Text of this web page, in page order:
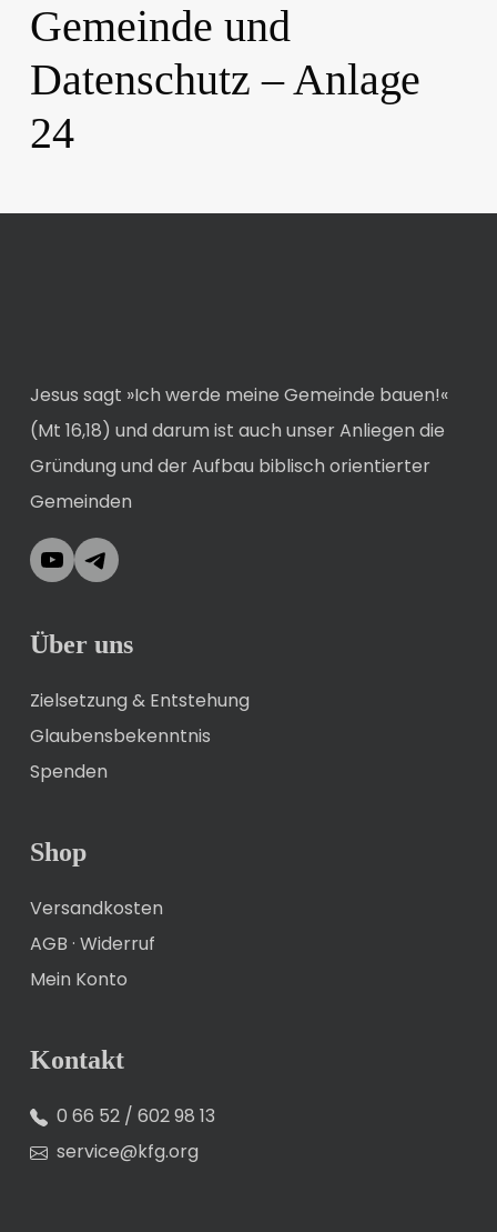
Gemeinde und
Datenschutz – Anlage
24
Jesus sagt »Ich werde meine Gemeinde bauen!«
(Mt 16,18) und darum ist auch unser Anliegen die
Gründung und der Aufbau biblisch orientierter
Gemeinden
YouTubeTelegram
Über uns
Zielsetzung & Entstehung
Glaubensbekenntnis
Spenden
Shop
Versandkosten
AGB · Widerruf
Mein Konto
Kontakt
0 66 52 / 602 98 13
service@kfg.org